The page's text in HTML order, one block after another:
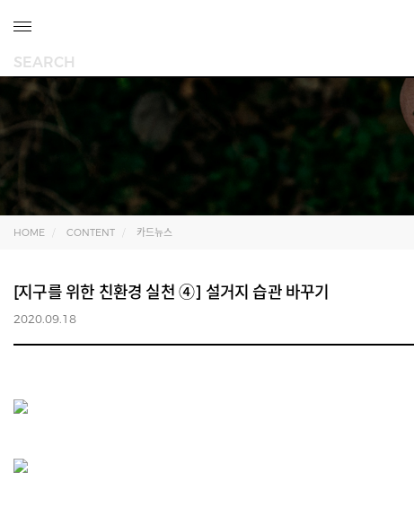
HOME CONTENT 카드뉴스
[지구를 위한 친환경 실천 ④] 설거지 습관 바꾸기
2020.09.18